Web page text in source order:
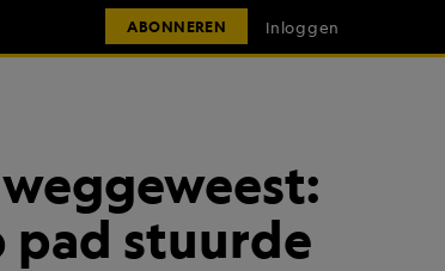
ABONNEREN Inloggen
pad stuurde